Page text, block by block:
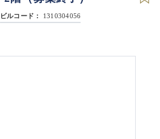
ビルコード： 1310304056